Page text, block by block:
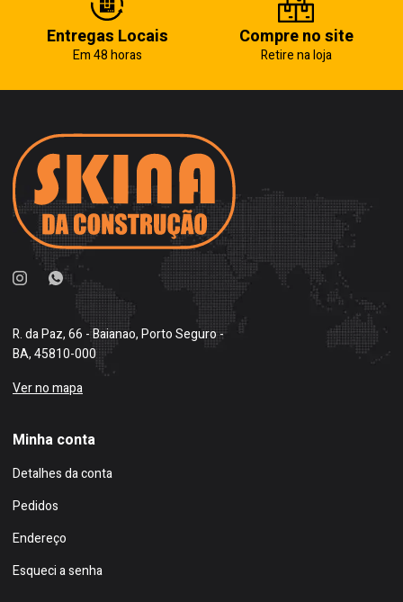
Entregas Locais
Em 48 horas
Compre no site
Retire na loja
R. da Paz, 66 - Baianao, Porto Seguro -
BA, 45810-000
Ver no mapa
Minha conta
Detalhes da conta
Pedidos
Endereço
Esqueci a senha